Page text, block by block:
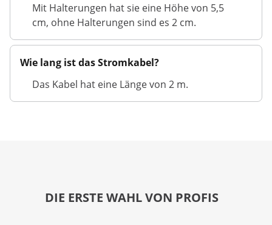
Mit Halterungen hat sie eine Höhe von 5,5
cm, ohne Halterungen sind es 2 cm.
Wie lang ist das Stromkabel?
Das Kabel hat eine Länge von 2 m.
DIE ERSTE WAHL VON PROFIS